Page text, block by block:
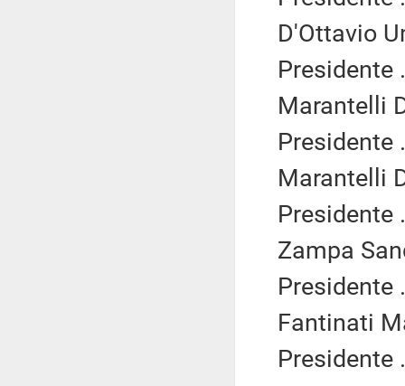
D'Ottavio
Presidente
Marantelli
Presidente
Marantelli
Presidente
Zampa
Presidente
Fantinati
Presidente